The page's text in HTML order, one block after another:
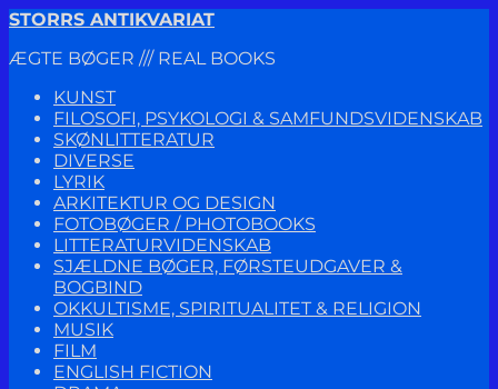
Spring
navigation
Spring
indhold
STORRS ANTIKVARIAT
ÆGTE BØGER /// REAL BOOKS
KUNST
FILOSOFI, PSYKOLOGI & SAMFUNDSVIDENSKAB
SKØNLITTERATUR
DIVERSE
LYRIK
ARKITEKTUR OG DESIGN
FOTOBØGER / PHOTOBOOKS
LITTERATURVIDENSKAB
SJÆLDNE BØGER, FØRSTEUDGAVER &
BOGBIND
OKKULTISME, SPIRITUALITET & RELIGION
MUSIK
FILM
ENGLISH FICTION